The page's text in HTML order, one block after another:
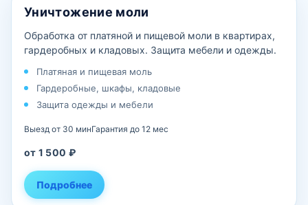
Уничтожение моли
Обработка от платяной и пищевой моли в квартирах,
гардеробных и кладовых. Защита мебели и одежды.
Платяная и пищевая моль
Гардеробные, шкафы, кладовые
Защита одежды и мебели
Выезд от 30 минГарантия до 12 мес
от 1 500 ₽
Подробнее